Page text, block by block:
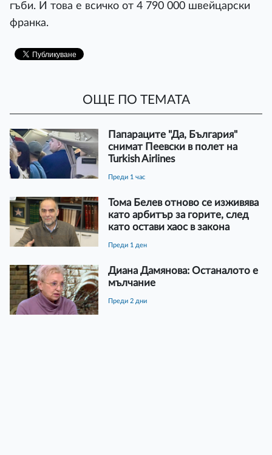
гъби. И това е всичко от 4 790 000 швейцарски
франка.
ОЩЕ ПО ТЕМАТА
Папараците "Да, България"
снимат Пеевски в полет на
Turkish Airlines
преди 1 час
Тома Белев отново се изживява
като арбитър за горите, след
като остави хаос в закона
преди 1 ден
Диана Дамянова: Останалото е
мълчание
преди 2 дни